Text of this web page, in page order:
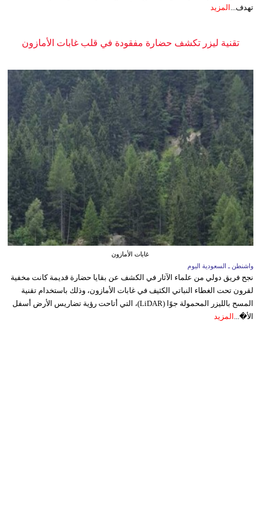
تهدف... المزيد
تقنية ليزر تكشف حضارة مفقودة في قلب غابات الأمازون
غابات الأمازون
واشنطن ـ السعودية اليوم
نجح فريق دولي من علماء الآثار في الكشف عن بقايا حضارة قديمة كانت مخفية
لقرون تحت الغطاء النباتي الكثيف في غابات الأمازون، وذلك باستخدام تقنية
المسح بالليزر المحمولة جوًا (LiDAR)، التي أتاحت رؤية تضاريس الأرض أسفل
الأ�... المزيد